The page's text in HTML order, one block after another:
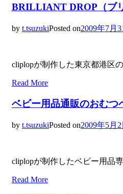
BRILLIANT DROP（ブ
by t.tsuzukiPosted on2009年7月
cliplopが制作した東京都港区
Read More
ベビー用品通販のおむつ
by t.tsuzukiPosted on2009年5月2
cliplopが制作したベビー用品
Read More